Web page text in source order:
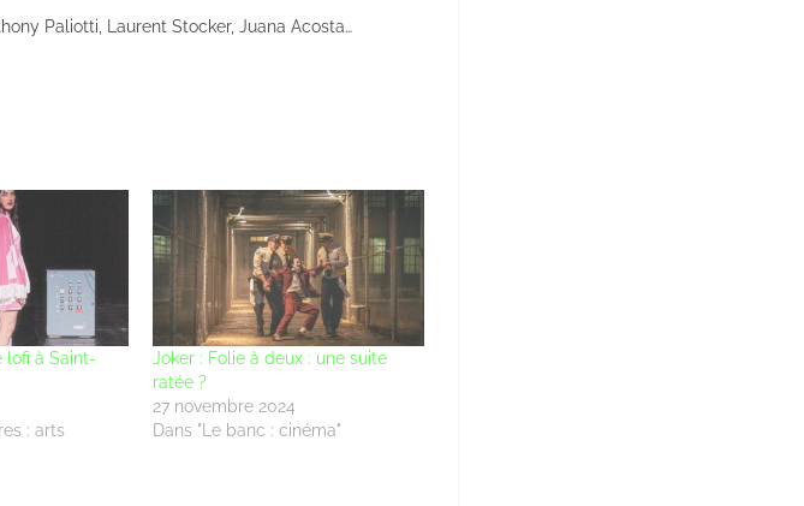
Paliotti, Laurent Stocker, Juana Acosta…
lofi à Saint-
: arts
Joker : Folie à deux : une suite
ratée ?
27 novembre 2024
Dans "Le banc : cinéma"